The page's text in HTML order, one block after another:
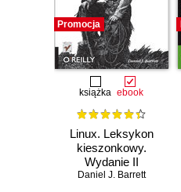
Promocja
książka ebook
Linux. Leksykon
kieszonkowy.
Wydanie II
Daniel J. Barrett